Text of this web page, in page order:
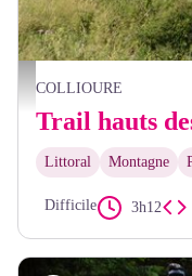
Fort Saint Elme - Noah Diaz
COLLIOURE
Trail hauts
Littoral Montagne
Difficile 3h12